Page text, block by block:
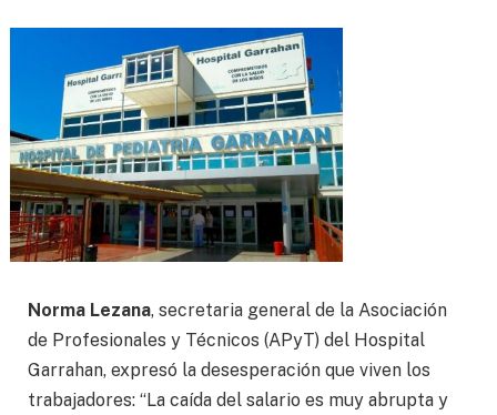
Norma Lezana, secretaria general de la Asociación
de Profesionales y Técnicos (APyT) del Hospital
Garrahan, expresó la desesperación que viven los
trabajadores: “La caída del salario es muy abrupta y